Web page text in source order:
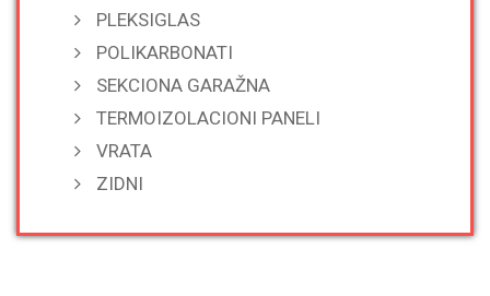
PLEKSIGLAS
POLIKARBONATI
SEKCIONA GARAŽNA
TERMOIZOLACIONI PANELI
VRATA
ZIDNI